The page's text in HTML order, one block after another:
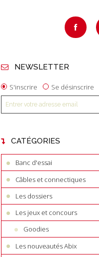
NEWSLETTER
S'inscrire Se désinscrire
CATÉGORIES
Banc d'essai
Câbles et connectiques
Les dossiers
Les jeux et concours
Goodies
Les nouveautés Abix